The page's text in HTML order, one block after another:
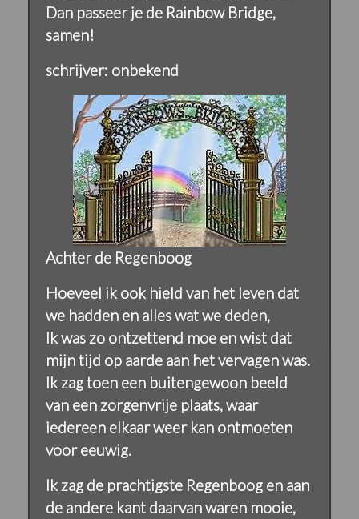
Dan passeer je de Rainbow Bridge,
samen!
schrijver: onbekend
Achter de Regenboog
Hoeveel ik ook hield van het leven dat
we hadden en alles wat we deden,
Ik was zo ontzettend moe en wist dat
mijn tijd op aarde aan het vervagen was.
Ik zag toen een buitengewoon beeld
van een zorgenvrije plaats, waar
iedereen elkaar weer kan ontmoeten
voor eeuwig.
Ik zag de prachtigste Regenboog en aan
de andere kant daarvan waren mooie,